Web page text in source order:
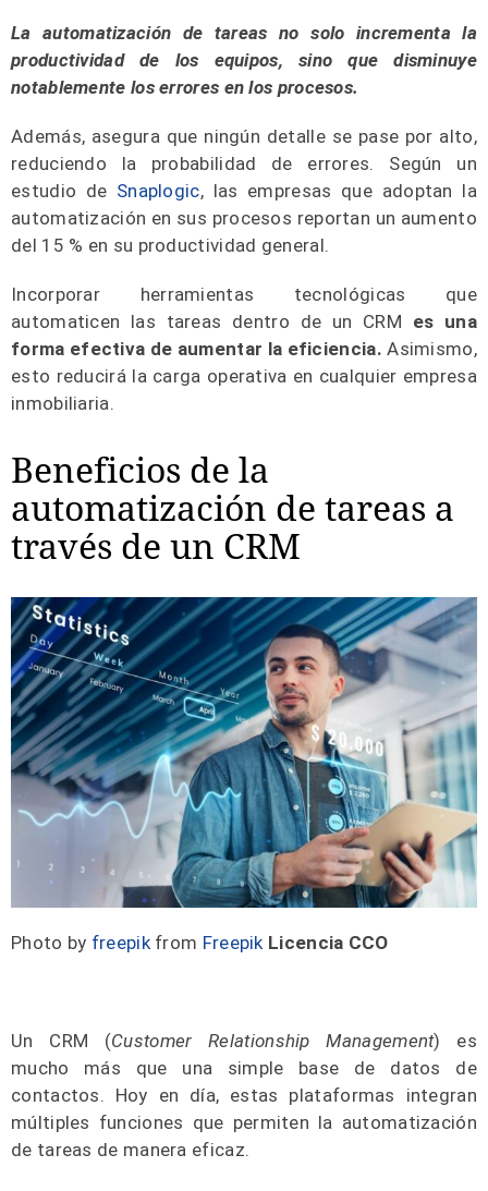
La automatización de tareas no solo incrementa la
productividad de los equipos, sino que disminuye
notablemente los errores en los procesos.
Además, asegura que ningún detalle se pase por alto,
reduciendo la probabilidad de errores. Según un
estudio de Snaplogic, las empresas que adoptan la
automatización en sus procesos reportan un aumento
del 15 % en su productividad general.
Incorporar herramientas tecnológicas que
automaticen las tareas dentro de un CRM es una
forma efectiva de aumentar la eficiencia.Asimismo,
esto reducirá la carga operativa en cualquier empresa
inmobiliaria.
Beneficios de la
automatización de tareas a
través de un CRM
Photo by freepikfrom Freepik Licencia CCO
Un CRM (Customer Relationship Management) es
mucho más que una simple base de datos de
contactos. Hoy en día, estas plataformas integran
múltiples funciones que permiten la automatización
de tareas de manera eficaz.